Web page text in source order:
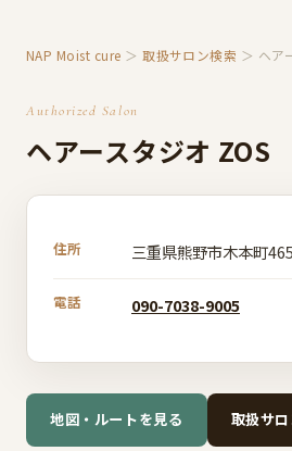
NAP Moist cure ＞取扱サロン検索 ＞ ヘア
Authorized Salon
ヘアースタジオ ZOS
住所 三重県熊野市木本町465
電話 090-7038-9005
地図・ルートを見る 取扱サ